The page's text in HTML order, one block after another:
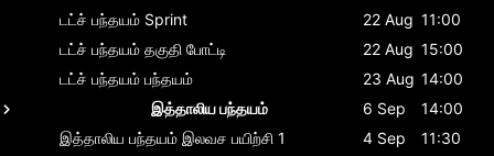
டட்ச் பந்தயம் Sprint 22 Aug 11:00
டட்ச் பந்தயம் தகுதி போட்டி 22 Aug 15:00
டட்ச் பந்தயம் பந்தயம் 23 Aug 14:00
இத்தாலிய பந்தயம்
6 Sep
14:00
இத்தாலிய பந்தயம் இலவச பயிற்சி 1 4 Sep
11:30